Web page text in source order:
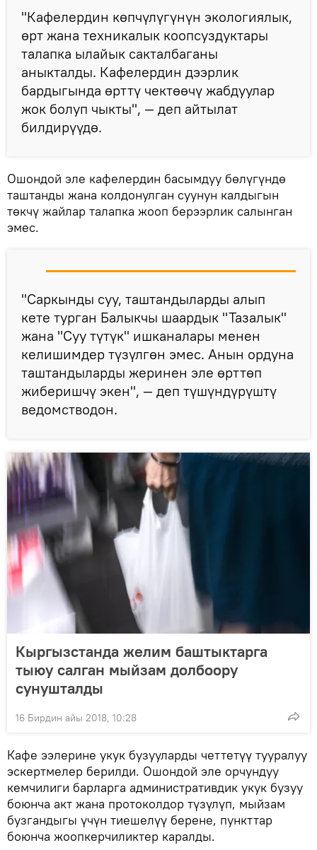
"Кафелердин көпчүлүгүнүн экологиялык,
өрт жана техникалык коопсуздуктары
талапка ылайык сакталбаганы
аныкталды. Кафелердин дээрлик
бардыгында өрттү чектөөчү жабдуулар
жок болуп чыкты", — деп айтылат
билдирүүдө.
Ошондой эле кафелердин басымдуу бөлүгүндө
таштанды жана колдонулган суунун калдыгын
төкчү жайлар талапка жооп берээрлик салынган
эмес.
"Саркынды суу, таштандыларды алып
кете турган Балыкчы шаардык "Тазалык"
жана "Суу түтүк" ишканалары менен
келишимдер түзүлгөн эмес. Анын ордуна
таштандыларды жеринен эле өрттөп
жиберишчү экен", — деп түшүндүрүштү
ведомстводон.
Кыргызстанда желим баштыктарга
тыюу салган мыйзам долбоору
сунушталды
16 Бирдин айы 2018, 10:28
Кафе ээлерине укук бузууларды четтетүү тууралуу
эскертмелер берилди. Ошондой эле орчундуу
кемчилиги барларга административдик укук бузуу
боюнча акт жана протоколдор түзүлүп, мыйзам
бузгандыгы үчүн тиешелүү берене, пункттар
боюнча жоопкерчиликтер каралды.